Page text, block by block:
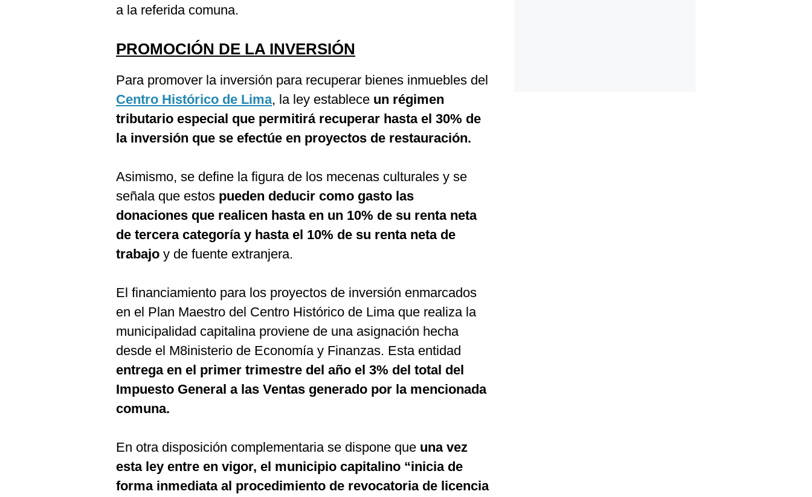
a la referida comuna.
PROMOCIÓN DE LA INVERSIÓN
Para promover la inversión para recuperar bienes inmuebles del
Centro Histórico de Lima, la ley establece un régimen
tributario especial que permitirá recuperar hasta el 30% de
la inversión que se efectúe en proyectos de restauración.
Asimismo, se define la figura de los mecenas culturales y se
señala que estos pueden deducir como gasto las
donaciones que realicen hasta en un 10% de su renta neta
de tercera categoría y hasta el 10% de su renta neta de
trabajo y de fuente extranjera.
El financiamiento para los proyectos de inversión enmarcados
en el Plan Maestro del Centro Histórico de Lima que realiza la
municipalidad capitalina proviene de una asignación hecha
desde el M8inisterio de Economía y Finanzas. Esta entidad
entrega en el primer trimestre del año el 3% del total del
Impuesto General a las Ventas generado por la mencionada
comuna.
En otra disposición complementaria se dispone que una vez
esta ley entre en vigor, el municipio capitalino “inicia de
forma inmediata al procedimiento de revocatoria de licencia